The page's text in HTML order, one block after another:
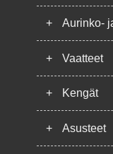
+ Aurinko-
+ Vaatteet
+ Kengät
+ Asusteet